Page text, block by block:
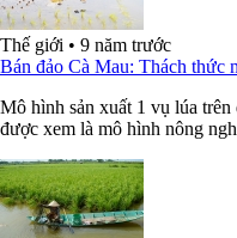
Thế giới • 9 năm trước
Bán đảo Cà Mau: Thách thức
Mô hình sản xuất 1 vụ lúa
được xem là mô hình nông